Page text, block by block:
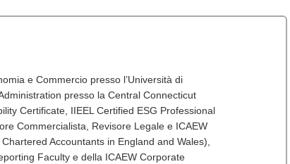
e Commercio presso l’Università di
presso la Central Connecticut
Certificate, IIEEL Certified ESG Professional
Commercialista, Revisore Legale e ICAEW
Accountants in England and Wales),
Faculty e della ICAEW Corporate